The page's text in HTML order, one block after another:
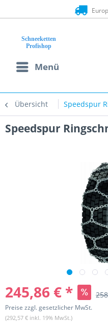
Menü
Übersicht Speedspur
Speedspur
245,86 € *
Preise zzgl. gesetzlicher MwSt.
(292,57 € inkl. 19% MwSt.)